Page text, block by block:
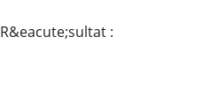
R&eacute;sultat :